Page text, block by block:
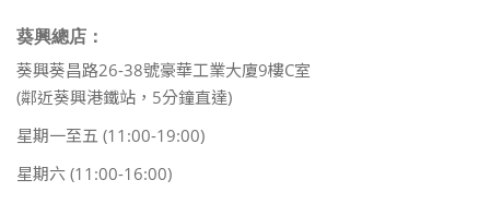
葵興總店：
葵興葵昌路26-38號豪華工業大廈9樓C室
(鄰近葵興港鐵站，5分鐘直達)
星期一至五 (11:00-19:00)
星期六 (11:00-16:00)